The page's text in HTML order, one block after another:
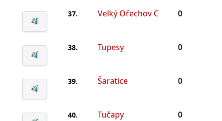
37. Velký Ořechov C 0
38. Tupesy 0
39. Šaratice 0
40. Tučapy 0